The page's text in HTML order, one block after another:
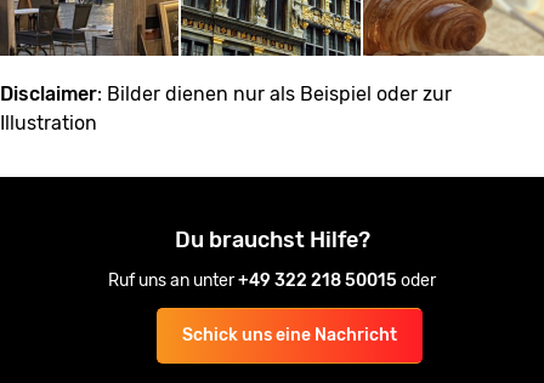
Disclaimer: Bilder dienen nur als Beispiel oder zur
Illustration
Du brauchst Hilfe?
Ruf uns an unter+49 322 218 50015oder
Schick uns eine Nachricht